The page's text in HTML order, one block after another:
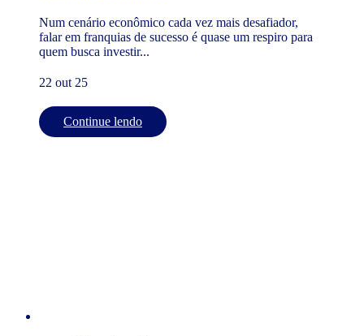
Num cenário econômico cada vez mais desafiador,
falar em franquias de sucesso é quase um respiro para
quem busca investir...
22 out 25
Continue lendo